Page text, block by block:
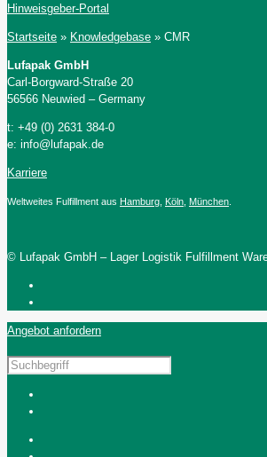
Hinweisgeber-Portal
Startseite » Knowledgebase » CMR
Lufapak GmbH
Carl-Borgward-Straße 20
56566 Neuwied – Germany
t: +49 (0) 2631 384-0
e: info@lufapak.de
Karriere
Weltweites Fulfillment aus Hamburg Köln München
© Lufapak GmbH – Lager Logistik Fulfillment
Angebot anfordern